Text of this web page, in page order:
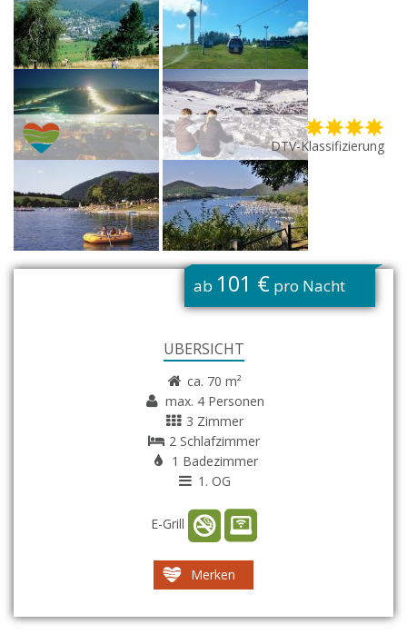
DTV-Klassifizierung
ab 101 € pro Nacht
ÜBERSICHT
ca. 70 m²
max. 4 Personen
3 Zimmer
2 Schlafzimmer
1 Badezimmer
1. OG
E-Grill
Merken